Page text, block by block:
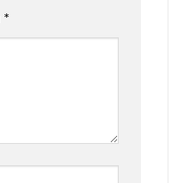
*